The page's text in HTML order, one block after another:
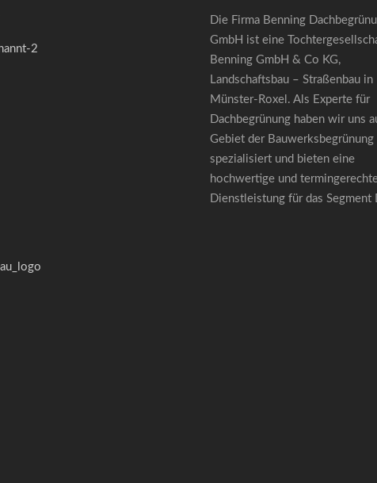
Die Firma Benning
GmbH ist eine
Benning GmbH & Co KG,
Landschaftsbau – Straßenbau in
Münster-Roxel. Als Experte für
Dachbegrünung haben wir uns
Gebiet der Bauwerksbegrünung
spezialisiert und bieten eine
hochwertige und
Dienstleistung für das Segment